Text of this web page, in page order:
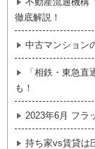
徹底解説！
中古マンション
「相鉄・東急
も！
2023年6月 フラ
持ち家vs賃貸は